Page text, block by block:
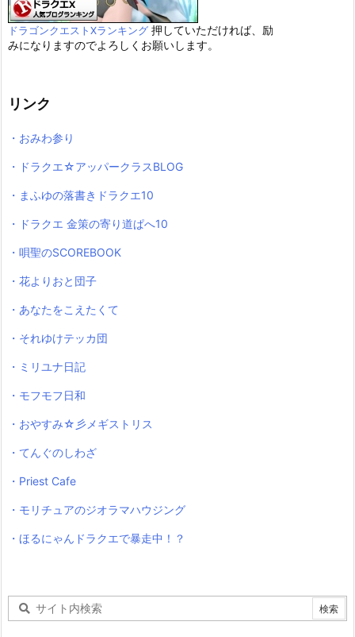
ドラゴンクエストXランキング 押していただければ、励
みになりますのでよろしくお願いします。
リンク
・おみわ参り
・ドラクエ☆アッパークラスBLOG
・まふゆの落書きドラクエ10
・ドラクエ 金策の寄り道ぱへ10
・唄聖のSCOREBOOK
・花よりおと団子
・あなたをこえたくて
・それゆけテッカ団
・ミリユナ日記
・モフモフ日和
・おやすみ☆彡メギストリス
・てんぐのしわざ
・Priest Cafe
・モリチュアのジオラマハウジング
・ほるにゃんドラクエで暴走中！？